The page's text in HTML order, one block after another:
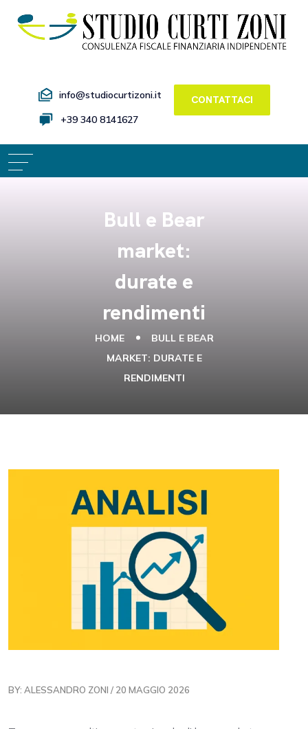
info@studiocurtizoni.it
+39 340 8141627
CONTATTACI
Bull e Bear
market:
durate e
rendimenti
HOME
BULL E BEAR
MARKET: DURATE E
RENDIMENTI
BY: ALESSANDRO ZONI / 20 MAGGIO 2026